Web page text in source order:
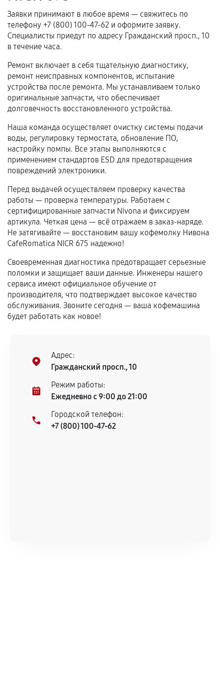
механические повреждения, попадание влаги,
перегрев, коррозия.
Самостоятельный ремонт или вмешательство
Естественный износ деталей, если иное не
предусмотрено отдельно.
Обращение после окончания гарантийного
срока.
Программные сбои, если это не указано в
отдельных условиях.
Если комплектующие куплены
самостоятельно
Гарантия на выполненные работы может
сохраняться полностью или частично, если
соблюдены следующие условия:
техническим параметрам и не имеют внешних
дефектов.
Установка была выполнена нашим сервисным
центром.
При этом гарантия на сами комплектующие
сервисный центр ответственности не несет.
Заявки принимают в любое время — свяжитесь по
телефону +7 (800) 100-47-62 и оформите заявку.
Специалисты приедут по адресу Гражданский просп., 10
в течение часа.
Ремонт включает в себя тщательную диагностику,
ремонт неисправных компонентов, испытание
устройства после ремонта. Мы устанавливаем только
оригинальные запчасти, что обеспечивает
долговечность восстановленного устройства.
Наша команда осуществляет очистку системы подачи
воды, регулировку термостата, обновление ПО,
настройку помпы. Все этапы выполняются с
применением стандартов ESD для предотвращения
повреждений электроники.
Перед выдачей осуществляем проверку качества
работы — проверка температуры. Работаем с
сертифицированные запчасти Nivona и фиксируем
артикула. Четкая цена — всё отражаем в заказ-наряде.
Не затягивайте — восстановим вашу кофемолку Нивона
CafeRomatica NICR 675 надежно!
Своевременная диагностика предотвращает серьезные
поломки и защищает ваши данные. Инженеры нашего
сервиса имеют официальное обучение от
производителя, что подтверждает высокое качество
обслуживания. Звоните сегодня — ваша кофемашина
будет работать как новое!
Адрес:
Гражданский просп., 10
Режим работы:
Ежедневно с 9:00 до 21:00
Городской телефон:
+7 (800) 100-47-62